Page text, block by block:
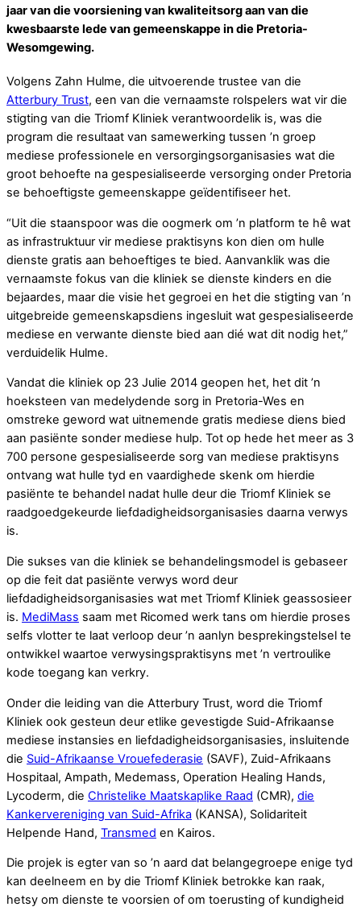
jaar van die voorsiening van kwaliteitsorg aan van die
kwesbaarste lede van gemeenskappe in die Pretoria-
Wesomgewing.
Volgens Zahn Hulme, die uitvoerende trustee van die
Atterbury Trust, een van die vernaamste rolspelers wat vir die
stigting van die Triomf Kliniek verantwoordelik is, was die
program die resultaat van samewerking tussen ’n groep
mediese professionele en versorgingsorganisasies wat die
groot behoefte na gespesialiseerde versorging onder Pretoria
se behoeftigste gemeenskappe geïdentifiseer het.
“Uit die staanspoor was die oogmerk om ’n platform te hê wat
as infrastruktuur vir mediese praktisyns kon dien om hulle
dienste gratis aan behoeftiges te bied. Aanvanklik was die
vernaamste fokus van die kliniek se dienste kinders en die
bejaardes, maar die visie het gegroei en het die stigting van ’n
uitgebreide gemeenskapsdiens ingesluit wat gespesialiseerde
mediese en verwante dienste bied aan dié wat dit nodig het,”
verduidelik Hulme.
Vandat die kliniek op 23 Julie 2014 geopen het, het dit ’n
hoeksteen van medelydende sorg in Pretoria-Wes en
omstreke geword wat uitnemende gratis mediese diens bied
aan pasiënte sonder mediese hulp. Tot op hede het meer as 3
700 persone gespesialiseerde sorg van mediese praktisyns
ontvang wat hulle tyd en vaardighede skenk om hierdie
pasiënte te behandel nadat hulle deur die Triomf Kliniek se
raadgoedgekeurde liefdadigheidsorganisasies daarna verwys
is.
Die sukses van die kliniek se behandelingsmodel is gebaseer
op die feit dat pasiënte verwys word deur
liefdadigheidsorganisasies wat met Triomf Kliniek geassosieer
is. MediMass saam met Ricomed werk tans om hierdie proses
selfs vlotter te laat verloop deur ’n aanlyn besprekingstelsel te
ontwikkel waartoe verwysingspraktisyns met ’n vertroulike
kode toegang kan verkry.
Onder die leiding van die Atterbury Trust, word die Triomf
Kliniek ook gesteun deur etlike gevestigde Suid-Afrikaanse
mediese instansies en liefdadigheidsorganisasies, insluitende
die Suid-Afrikaanse Vrouefederasie (SAVF), Zuid-Afrikaans
Hospitaal, Ampath, Medemass, Operation Healing Hands,
Lycoderm, die Christelike Maatskaplike Raad (CMR), die
Kankervereniging van Suid-Afrika (KANSA), Solidariteit
Helpende Hand, Transmed en Kairos.
Die projek is egter van so ’n aard dat belangegroepe enige tyd
kan deelneem en by die Triomf Kliniek betrokke kan raak,
hetsy om dienste te voorsien of om toerusting of kundigheid